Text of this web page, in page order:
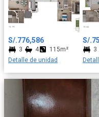
lavandería, cuarto y baño
dormitorios con amplios
baño y los otros 2
Todos los departamentos
estacionamientos y un
invitamos a visitar nuestra
Astete), todos los días de
sobre esta gran
S/.776,586
3 4
115m²
Detalle de unidad
S/
3